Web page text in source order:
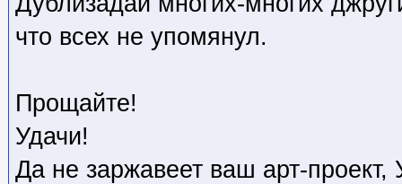
что всех не упомянул.
Прощайте!
Удачи!
Да не заржавеет ваш арт-проект,